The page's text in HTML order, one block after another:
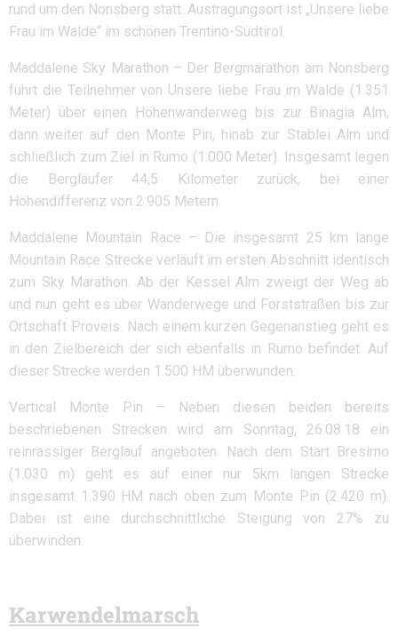
rund um den Nonsberg statt. Austragungsort ist „Unsere liebe
Frau im Walde“ im schönen Trentino-Südtirol.
Maddalene Sky Marathon – Der Bergmarathon am Nonsberg
führt die Teilnehmer von Unsere liebe Frau im Walde (1.351
Meter) über einen Höhenwanderweg bis zur Binagia Alm,
dann weiter auf den Monte Pin, hinab zur Stablei Alm und
schließlich zum Ziel in Rumo (1.000 Meter). Insgesamt legen
die Bergläufer 44,5 Kilometer zurück, bei einer
Höhendifferenz von 2.905 Metern.
Maddalene Mountain Race – Die insgesamt 25 km lange
Mountain Race Strecke verläuft im ersten Abschnitt identisch
zum Sky Marathon. Ab der Kessel Alm zweigt der Weg ab
und nun geht es über Wanderwege und Forststraßen bis zur
Ortschaft Proveis. Nach einem kurzen Gegenanstieg geht es
in den Zielbereich der sich ebenfalls in Rumo befindet. Auf
dieser Strecke werden 1.500 HM überwunden.
Vertical Monte Pin – Neben diesen beiden bereits
beschriebenen Strecken wird am Sonntag, 26.08.18 ein
reinrassiger Berglauf angeboten. Nach dem Start Bresimo
(1.030 m) geht es auf einer nur 5km langen Strecke
insgesamt 1.390 HM nach oben zum Monte Pin (2.420 m).
Dabei ist eine durchschnittliche Steigung von 27% zu
überwinden.
Karwendelmarsch